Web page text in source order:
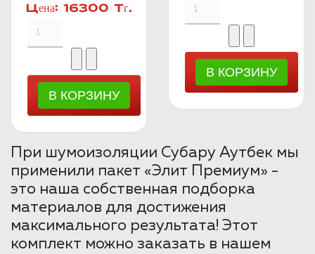
Цена: 16300 Тг.
При шумоизоляции Субару Аутбек мы
применили пакет «Элит Премиум» -
это наша собственная подборка
материалов для достижения
максимального результата! Этот
комплект можно заказать в нашем